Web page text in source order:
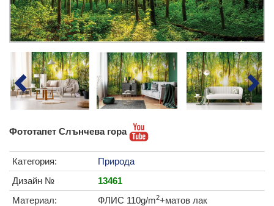
Фототапет Слънчева гора
Категория:
Природа
Дизайн №
13461
Материал:
ФЛИС 110g/m2+матов лак